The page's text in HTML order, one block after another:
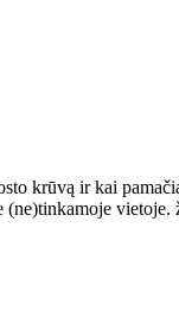
krūvą ir kai